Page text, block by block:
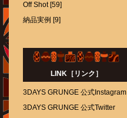
Off Shot [59]
納品実例 [9]
LINK［リンク］
3DAYS GRUNGE 公式Instagram
3DAYS GRUNGE 公式Twitter